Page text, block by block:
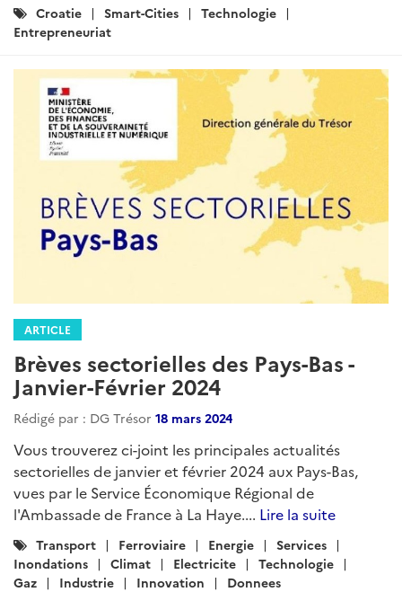
Catégories
:
Croatie Smart-Cities
Technologie
Entrepreneuriat
ARTICLE
Brèves sectorielles des Pays-Bas -
Janvier-Février 2024
Rédigé par : DG Trésor 18 mars 2024
Vous trouverez ci-joint les principales actualités
sectorielles de janvier et février 2024 aux Pays-Bas,
vues par le Service Économique Régional de
l'Ambassade de France à La Haye.... Lire la suite
Catégories
:
Transport Ferroviaire Energie
Services
Inondations
Climat Electricite
Technologie
Gaz
Industrie Innovation Donnees